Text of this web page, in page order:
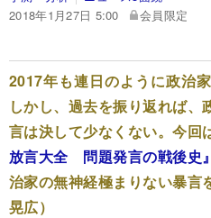
2018年1月27日 5:00
会員限定
2017年も連日のように政治
しかし、過去を振り返れば
言は決して少なくない。今回
放言大全 問題発言の戦後史』
治家の無神経極まりない暴
晃広）